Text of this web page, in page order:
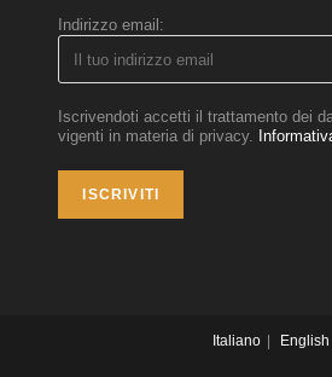
Indirizzo email:
Iscrivendoti accetti il trattamento dei
vigenti in materia di privacy.
Italiano English